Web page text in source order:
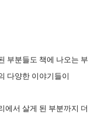
부분들도 책에 나오는 부
다양한 이야기들이
에서 살게 된 부분까지 더